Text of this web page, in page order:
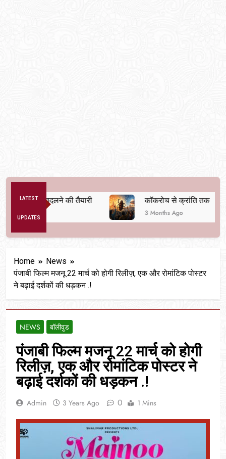
LATEST
UPDATES
बदलने की तैयारी कॉकरोच से क्रांति तक
3 Months Ago
Home
News
पंजाबी फिल्म मजनू 22 मार्च को होगी रिलीज़, एक और रोमांटिक पोस्टर
ने बढ़ाई दर्शकों की धड़कन .!
NEWS बॉलीवुड
पंजाबी फिल्म मजनू 22 मार्च को होगी
रिलीज़, एक और रोमांटिक पोस्टर ने
बढ़ाई दर्शकों की धड़कन .!
Admin 3 Years Ago 0 1 Mins